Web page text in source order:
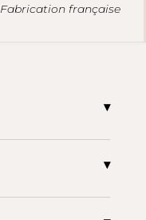
Fabrication française